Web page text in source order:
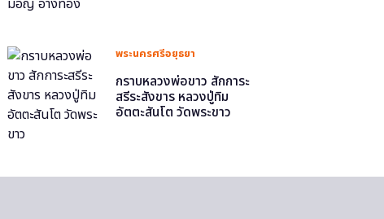
พระนครศรีอยุธยา
กราบหลวงพ่อขาว สักการะ
สรีระสังขาร หลวงปู่ทิม
อัตตะสันโต วัดพระขาว